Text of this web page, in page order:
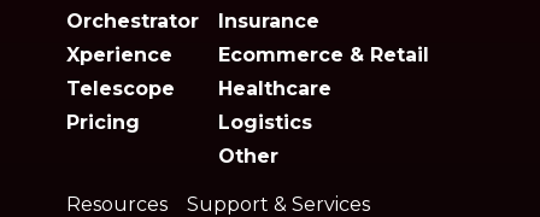
Orchestrator
Xperience
Telescope
Pricing
Insurance
Ecommerce & Retail
Healthcare
Logistics
Other
Resources
Support & Services